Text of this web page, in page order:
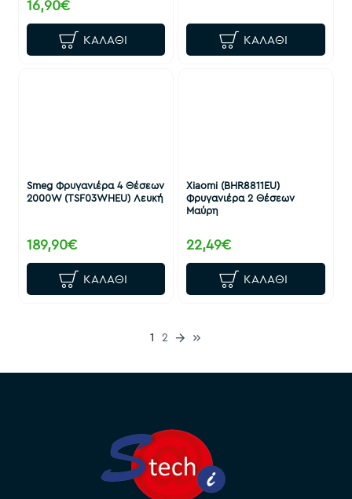
16,90€
ΚΑΛΆΘΙ ΚΑΛΆΘΙ
Smeg Φρυγανιέρα 4 Θέσεων
2000W (TSF03WHEU) Λευκή
189,90€
ΚΑΛΆΘΙ
Xiaomi (BHR8811EU)
Φρυγανιέρα 2 Θέσεων
Μαύρη
22,49€
ΚΑΛΆΘΙ
1 2